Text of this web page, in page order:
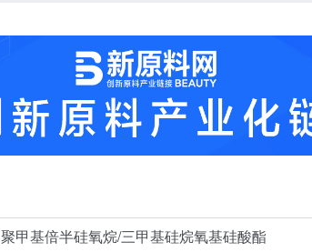
聚甲基倍半硅氧烷/三甲基硅烷氧基硅酸酯